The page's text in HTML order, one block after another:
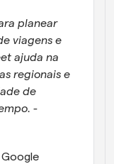
planear
viagens e
ajuda na
regionais e
de